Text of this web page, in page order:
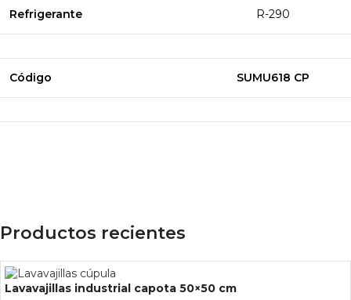
Refrigerante R-290
Código SUMU618 CP
Productos recientes
Lavavajillas industrial capota 50×50 cm